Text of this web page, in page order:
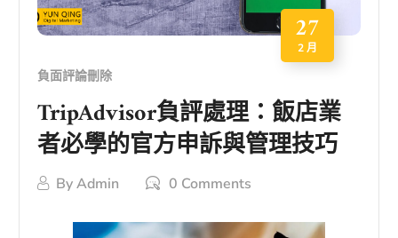
27
2 月
負面評論刪除
TripAdvisor負評處理：飯店業
者必學的官方申訴與管理技巧
ByAdmin 0 Comments